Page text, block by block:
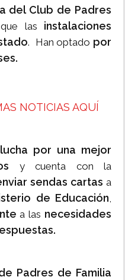
del Club de Padres
que las instalaciones
. Han optado por
NOTICIAS AQUÍ
por una mejor
y cuenta con la
sendas cartas a
de Educación,
a las necesidades
Padres de Familia